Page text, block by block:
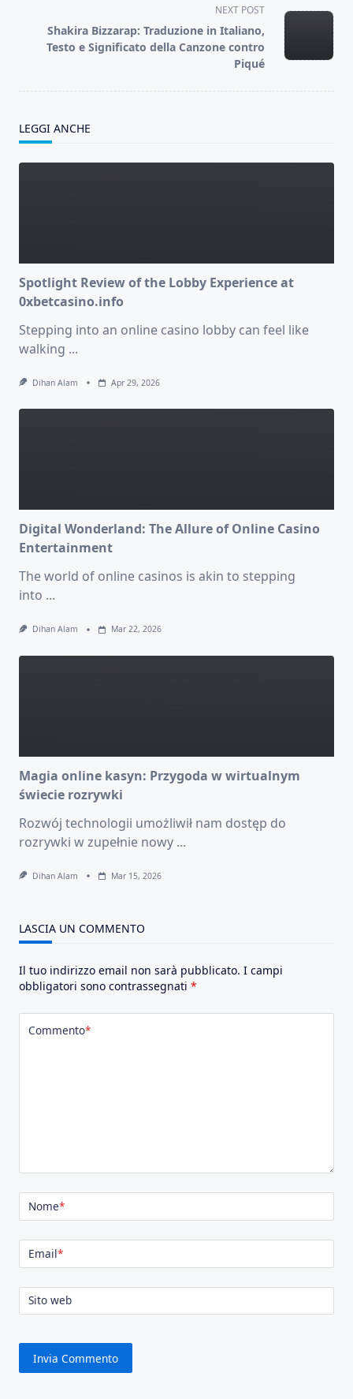
reader-
text">Page</span>
NEXT POST
Shakira Bizzarap: Traduzione in Italiano,
Testo e Significato della Canzone contro
Piqué
LEGGI ANCHE
Spotlight Review of the Lobby Experience at
0xbetcasino.info
Stepping into an online casino lobby can feel like
walking ...
Dihan Alam Apr 29, 2026
Digital Wonderland: The Allure of Online Casino
Entertainment
The world of online casinos is akin to stepping
into ...
Dihan Alam Mar 22, 2026
Magia online kasyn: Przygoda w wirtualnym
świecie rozrywki
Rozwój technologii umożliwił nam dostęp do
rozrywki w zupełnie nowy ...
Dihan Alam Mar 15, 2026
LASCIA UN COMMENTO
Il tuo indirizzo email non sarà pubblicato. I campi
obbligatori sono contrassegnati *
Commento*
Nome*
Email*
Sito web